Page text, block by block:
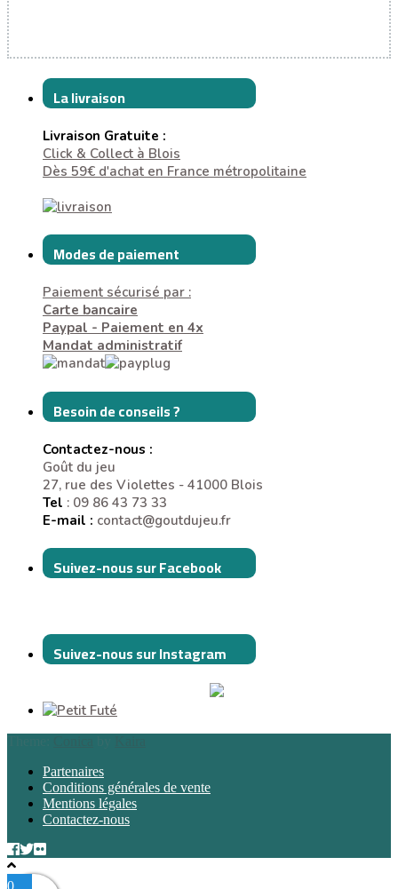
La livraison
Livraison Gratuite :
Click & Collect à Blois
Dès 59€ d'achat en France métropolitaine
Modes de paiement
Paiement sécurisé par :
Carte bancaire
Paypal - Paiement en 4x
Mandat administratif
Besoin de conseils ?
Contactez-nous :
Goût du jeu
27, rue des Violettes - 41000 Blois
Tel : 09 86 43 73 33
E-mail : contact@goutdujeu.fr
Suivez-nous sur Facebook
Suivez-nous sur Instagram
Partenaires
Conditions générales de vente
Mentions légales
Contactez-nous
0